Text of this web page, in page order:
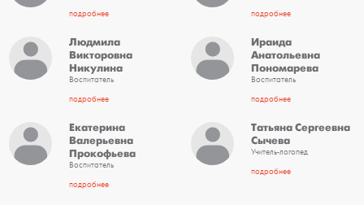
подробнее
подробнее
Людмила
Викторовна
Никулина
Воспитатель
подробнее
Ираида
Анатольевна
Пономарева
Воспитатель
подробнее
Екатерина
Валерьевна
Прокофьева
Воспитатель
подробнее
Татьяна Сергеевна
Сычева
Учитель-логопед
подробнее